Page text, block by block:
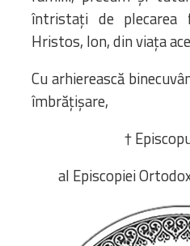
întristați de
Hristos, Ion, din viața
Cu arhierească
îmbrățișare,
†
al Episcopiei